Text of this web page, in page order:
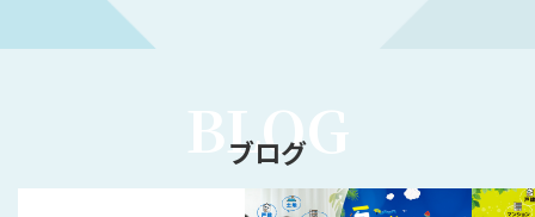
BLOG
ブログ